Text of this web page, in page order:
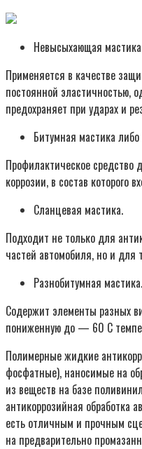
Невысыхающая
Применяется в качестве
постоянной эластичностью,
предохраняет при ударах и
Битумная мастика
Профилактическое средство
коррозии, в состав которого
Сланцевая мастика.
Подходит не только для
частей автомобиля, но и
Разнобитумная мастика.
Содержит элементы разных
пониженную до — 60 С
Полимерные жидкие
фосфатные), наносимые на
из веществ на базе
антикоррозийная обработка
есть отличным и прочным
на предварительно